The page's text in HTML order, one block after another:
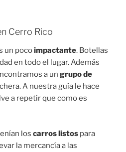
Cerro Rico
un pocoimpactante. Botellas
en todo el lugar. Además
a un grupo de
A nuestra guía le hace
a repetir que como es
los carros listos para
la mercancía a las